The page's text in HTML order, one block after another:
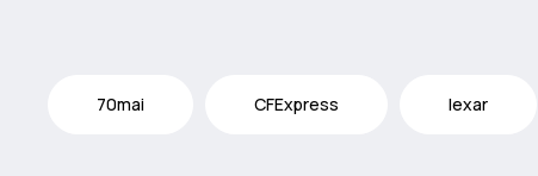
70mai CFExpress lexar